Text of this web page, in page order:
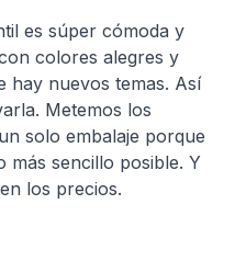
es súper cómoda y
colores alegres y
hay nuevos temas. Así
Metemos los
solo embalaje porque
más sencillo posible. Y
los precios.